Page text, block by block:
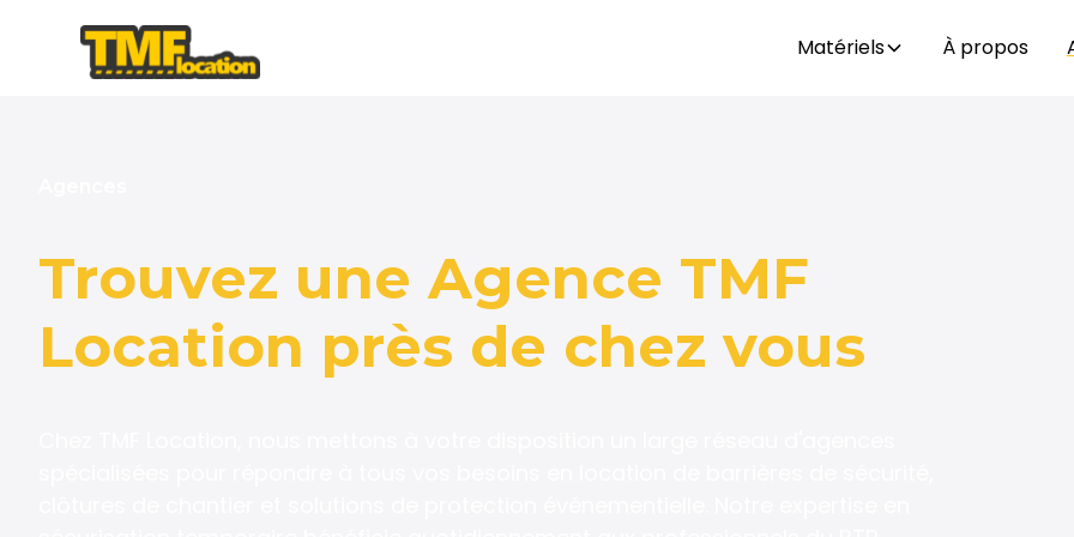
Matériels À propos
Trouvez uneAgence TMF
Location près de chez vous